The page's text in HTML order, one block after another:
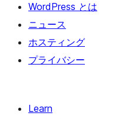
WordPress とは
ニュース
ホスティング
プライバシー
Learn